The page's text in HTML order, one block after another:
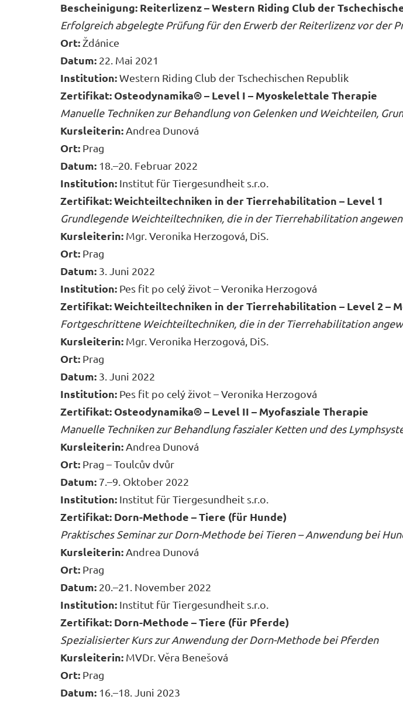
Bescheinigung: Reiterlizenz – Western Riding Club der
Erfolgreich abgelegte Prüfung für den Erwerb der Reiterlizenz vor der
Ort:Ždánice
Datum: 22. Mai 2021
Institution:Western Riding Club der Tschechischen Republik
Zertifikat: Osteodynamika® – Level I – Myoskelettale Therapie
Manuelle Techniken zur Behandlung von Gelenken und Weichteilen,
Kursleiterin:Andrea Dunová
Ort: Prag
Datum: 18.–20. Februar 2022
Institution: Institut für Tiergesundheit s.r.o.
Zertifikat: Weichteiltechniken in der Tierrehabilitation – Level 1
Grundlegende Weichteiltechniken, die in der Tierrehabilitation
Kursleiterin: Mgr. Veronika Herzogová, DiS.
Ort: Prag
Datum: 3. Juni 2022
Institution: Pes fit po celý život – Veronika Herzogová
Zertifikat: Weichteiltechniken in der Tierrehabilitation – Level 2 –
Fortgeschrittene Weichteiltechniken, die in der Tierrehabilitation
Kursleiterin: Mgr. Veronika Herzogová, DiS.
Ort: Prag
Datum: 3. Juni 2022
Institution: Pes fit po celý život – Veronika Herzogová
Zertifikat: Osteodynamika® – Level II – Myofasziale Therapie
Manuelle Techniken zur Behandlung faszialer Ketten und des
Kursleiterin:Andrea Dunová
Ort: Prag – Toulcův dvůr
Datum: 7.–9. Oktober 2022
Institution: Institut für Tiergesundheit s.r.o.
Zertifikat: Dorn-Methode – Tiere (für Hunde)
Praktisches Seminar zur Dorn-Methode bei Tieren – Anwendung bei
Kursleiterin:Andrea Dunová
Ort: Prag
Datum: 20.–21. November 2022
Institution: Institut für Tiergesundheit s.r.o.
Zertifikat: Dorn-Methode – Tiere (für Pferde)
Spezialisierter Kurs zur Anwendung der Dorn-Methode bei Pferden
Kursleiterin: MVDr. Věra Benešová
Ort: Prag
Datum: 16.–18. Juni 2023